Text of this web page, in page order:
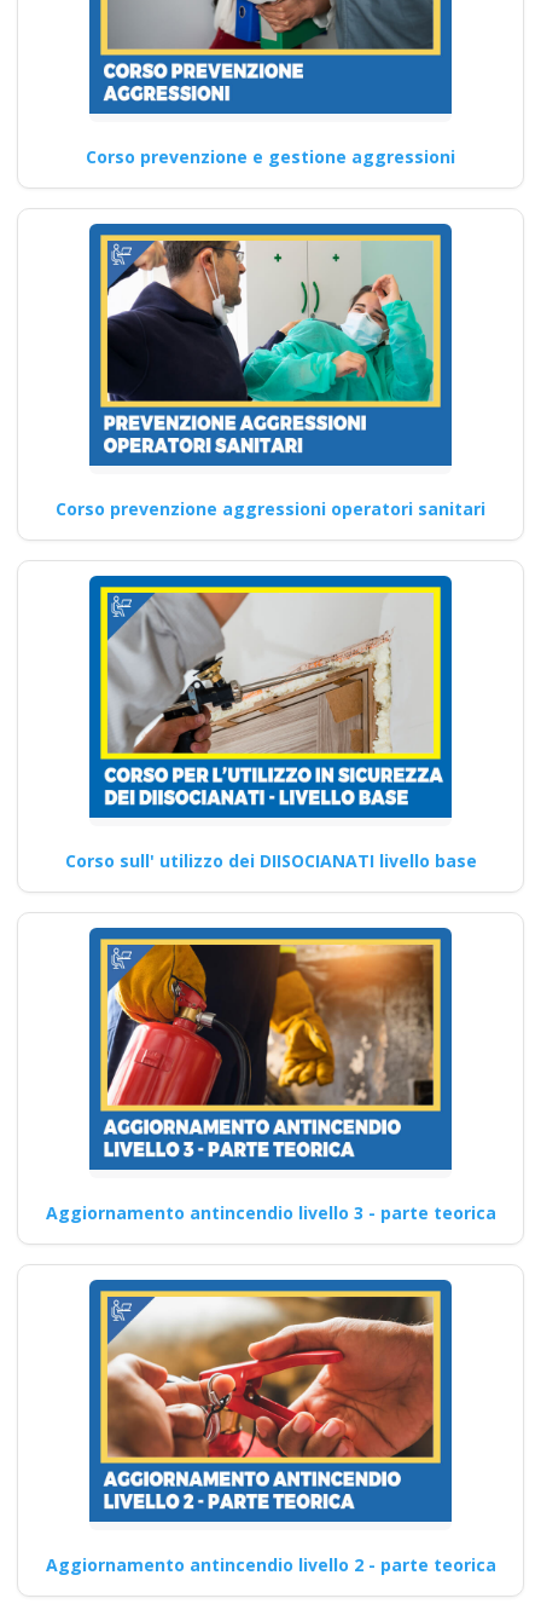
Cantieri Edili…
Continua
Corso Datore di
Lavoro Diventa
Partner: Corsi
Sicurezza sul Lavoro
e Formazione Online
per la Sicurezza
Corso di formazione misto
sulla sicurezza sul lavoro: una
Continua
Corso prevenzione e gestione aggressioni
Corso prevenzione aggressioni operatori sanitari
Corso sull' utilizzo dei DIISOCIANATI livello base
Aggiornamento antincendio livello 3 - parte teorica
Aggiornamento antincendio livello 2 - parte teorica